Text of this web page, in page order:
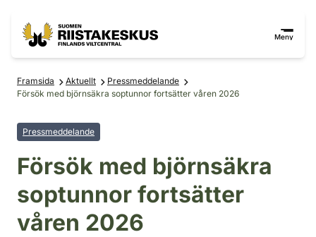
Meny
Framsida Aktuellt
Pressmeddelande
Försök med björnsäkra soptunnor fortsätter våren 2026
Pressmeddelande
Försök med björnsäkra
soptunnor fortsätter
våren 2026